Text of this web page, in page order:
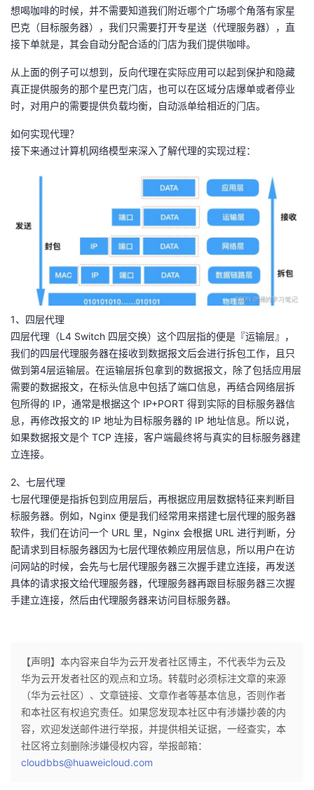
想喝咖啡的时候，并不需要知道我们附近哪个广场哪个角落有家星
巴克（目标服务器），我们只需要打开专星送（代理服务器），直
接下单就是，其会自动分配合适的门店为我们提供咖啡。
从上面的例子可以想到，反向代理在实际应用可以起到保护和隐藏
真正提供服务的那个星巴克门店，也可以在区域分店爆单或者停业
时，对用户的需要提供负载均衡，自动派单给相近的门店。
如何实现代理？
接下来通过计算机网络模型来深入了解代理的实现过程：
1、四层代理
四层代理（L4 Switch 四层交换）这个四层指的便是『运输层』，
我们的四层代理服务器在接收到数据报文后会进行拆包工作，且只
做到第4层运输层。在运输层拆包拿到的数据报文，除了包括应用层
需要的数据报文，在标头信息中包括了端口信息，再结合网络层拆
包所得的 IP，通常是根据这个 IP+PORT 得到实际的目标服务器信
息，再修改报文的 IP 地址为目标服务器的 IP 地址信息。所以说，
如果数据报文是个 TCP 连接，客户端最终将与真实的目标服务器建
立连接。
2、七层代理
七层代理便是指拆包到应用层后，再根据应用层数据特征来判断目
标服务器。例如，Nginx 便是我们经常用来搭建七层代理的服务器
软件，我们在访问一个 URL 里，Nginx 会根据 URL 进行判断，分
配请求到目标服务器因为七层代理依赖应用层信息，所以用户在访
问网站的时候，会先与七层代理服务器三次握手建立连接，再发送
具体的请求报文给代理服务器，代理服务器再跟目标服务器三次握
手建立连接，然后由代理服务器来访问目标服务器。
【声明】本内容来自华为云开发者社区博主，不代表华为云及
华为云开发者社区的观点和立场。转载时必须标注文章的来源
（华为云社区）、文章链接、文章作者等基本信息，否则作者
和本社区有权追究责任。如果您发现本社区中有涉嫌抄袭的内
容，欢迎发送邮件进行举报，并提供相关证据，一经查实，本
社区将立刻删除涉嫌侵权内容，举报邮箱：
cloudbbs@huaweicloud.com